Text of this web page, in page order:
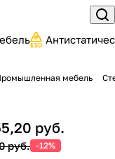
мебель
руб.
руб. -12%